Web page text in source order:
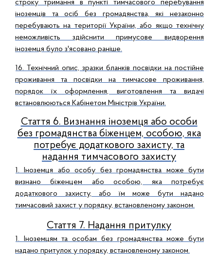
строку тримання в пункті тимчасового перебування
іноземців та осіб без громадянства, які незаконно
перебувають на території України, або якщо технічну
неможливість здійснити примусове видворення
іноземця було з'ясовано раніше.
16. Технічний опис, зразки бланків посвідки на постійне
проживання та посвідки на тимчасове проживання,
порядок їх оформлення, виготовлення та видачі
встановлюються Кабінетом Міністрів України.
Стаття 6. Визнання іноземця або особи
без громадянства біженцем, особою, яка
потребує додаткового захисту, та
надання тимчасового захисту
1. Іноземця або особу без громадянства може бути
визнано біженцем або особою, яка потребує
додаткового захисту, або їм може бути надано
тимчасовий захист у порядку, встановленому законом.
Стаття 7. Надання притулку
1. Іноземцям та особам без громадянства може бути
надано притулок у порядку, встановленому законом.